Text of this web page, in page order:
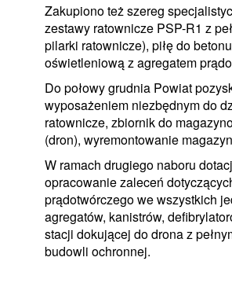
Zakupiono też szereg
zestawy ratownicze PSP-R1 z
pilarki ratownicze), piłę do
oświetleniową z agregatem
Do połowy grudnia Powiat
wyposażeniem niezbędnym do
ratownicze, zbiornik do
(dron), wyremontowanie
W ramach drugiego naboru
opracowanie zaleceń
prądotwórczego we wszystkich
agregatów, kanistrów,
stacji dokującej do drona z
budowli ochronnej.